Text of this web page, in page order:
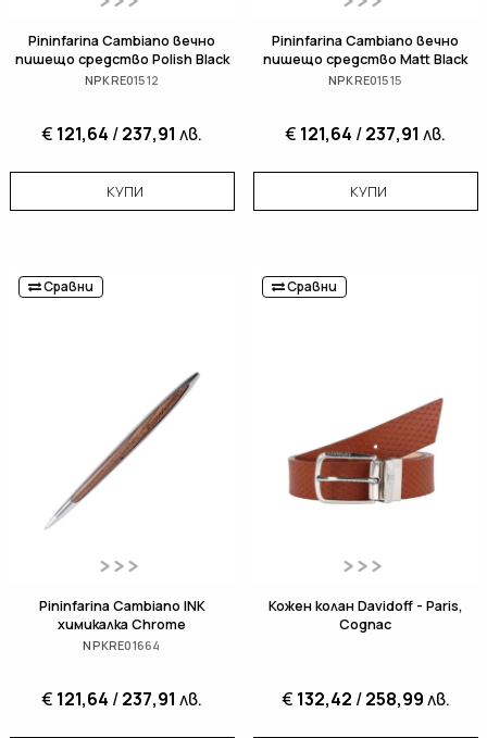
Pininfarina Cambiano вечно
пишещо средство Polish Black
NPKRE01512
€ 121,64 /237,91 лв.
КУПИ
Pininfarina Cambiano вечно
пишещо средство Matt Black
NPKRE01515
€ 121,64 /237,91 лв.
КУПИ
Сравни
Pininfarina Cambiano INK
химикалка Chrome
NPKRE01664
€ 121,64 /237,91 лв.
Сравни
Кожен колан Davidoff - Paris,
Cognac
€ 132,42 /258,99лв.